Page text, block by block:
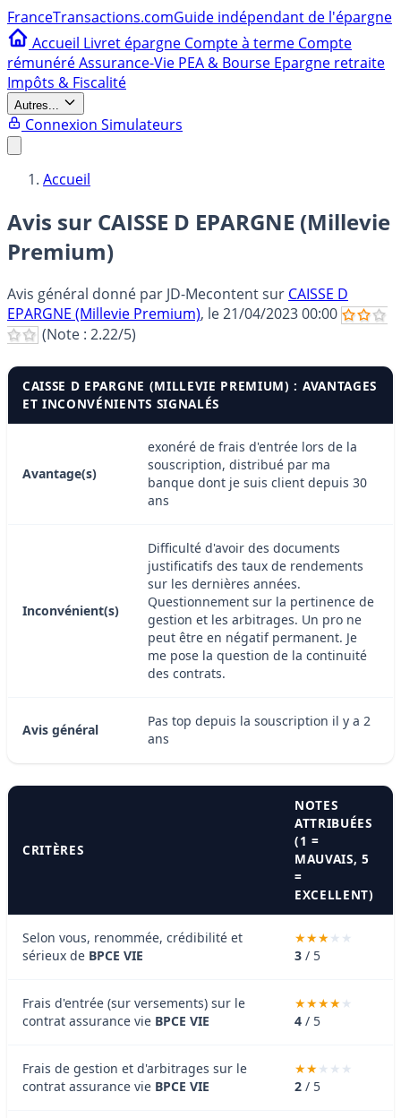
FranceTransactions.comGuide indépendant de l'épargne
Accueil Livret épargne Compte à terme Compte
rémunéréAssurance-Vie PEA & Bourse Epargne retraite
Impôts & Fiscalité
Autres...
Connexion Simulateurs
Accueil
Avis sur CAISSE D EPARGNE (Millevie
Premium)
Avis général donné par JD-Mecontentsur CAISSE D
EPARGNE (Millevie Premium), le21/04/2023 00:00
(Note : 2.22/5)
CAISSE D EPARGNE (MILLEVIE PREMIUM) : AVANTAGES
ET INCONVÉNIENTS SIGNALÉS
Avantage(s)
exonéré de frais d'entrée lors de la
souscription, distribué par ma
banque dont je suis client depuis 30
ans
Inconvénient(s)
Difficulté d'avoir des documents
justificatifs des taux de rendements
sur les dernières années.
Questionnement sur la pertinence de
gestion et les arbitrages. Un pro ne
peut être en négatif permanent. Je
me pose la question de la continuité
des contrats.
Avis général
Pas top depuis la souscription il y a 2
ans
CRITÈRES
NOTES
ATTRIBUÉES
(1 =
MAUVAIS, 5
=
EXCELLENT)
Selon vous, renommée, crédibilité et
sérieux de BPCE VIE 3 / 5
Frais d'entrée (sur versements) sur le
contrat assurance vie BPCE VIE 4 / 5
Frais de gestion et d'arbitrages sur le
contrat assurance vie BPCE VIE 2 / 5